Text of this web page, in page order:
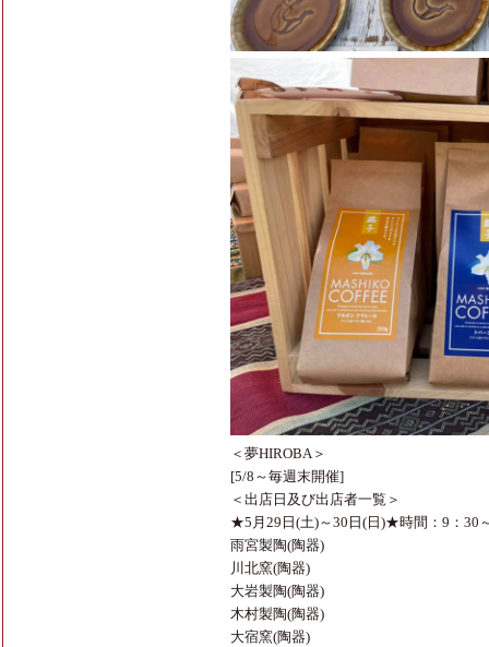
＜夢HIROBA＞
[5/8～毎週末開催]
＜出店日及び出店者一覧＞
★5月29日(土)～30日(日)★時間：9：30
雨宮製陶(陶器)
川北窯(陶器)
大岩製陶(陶器)
木村製陶(陶器)
大宿窯(陶器)